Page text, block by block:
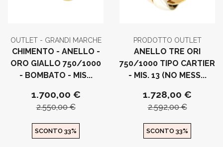
OUTLET - GRANDI MARCHE
CHIMENTO - ANELLO -
ORO GIALLO 750/1000
- BOMBATO - MIS...
1.700,00 €
2.550,00 €
SCONTO 33%
PRODOTTO OUTLET
ANELLO TRE ORI
750/1000 TIPO CARTIER
- MIS. 13 (NO MESS...
1.728,00 €
2.592,00 €
SCONTO 33%